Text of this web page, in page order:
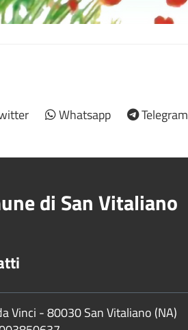
Whatsapp Telegram
di San Vitaliano
Vinci - 80030 San Vitaliano (NA)